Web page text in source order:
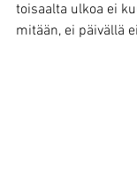
toisaalta ulkoa ei
mitään, ei päivällä